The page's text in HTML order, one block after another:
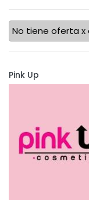
No tiene oferta x
Pink Up